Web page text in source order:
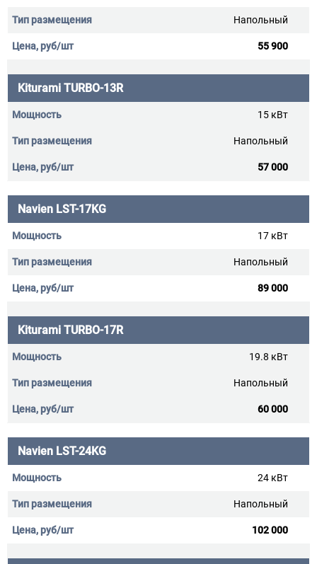
Напольный
55 900
Kiturami TURBO-13R
15 кВт
Напольный
57 000
Navien LST-17KG
17 кВт
Напольный
89 000
Kiturami TURBO-17R
19.8 кВт
Напольный
60 000
Navien LST-24KG
24 кВт
Напольный
102 000